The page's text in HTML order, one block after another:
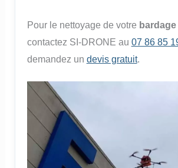
Pour le nettoyage de votre bardage
contactez SI-DRONE au 07 86 85
demandez un devis gratuit.